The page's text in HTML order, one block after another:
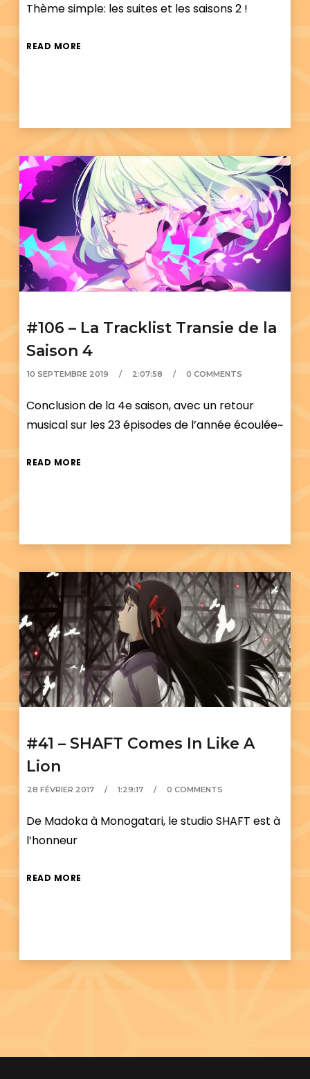
Thème simple: les suites et les saisons 2 !
READ MORE
#106 – La Tracklist Transie de la
Saison 4
10 SEPTEMBRE 2019 2:07:58 0 COMMENTS
Conclusion de la 4e saison, avec un retour
musical sur les 23 épisodes de l’année écoulée~
READ MORE
#41 – SHAFT Comes In Like A
Lion
28 FÉVRIER 2017 1:29:17 0 COMMENTS
De Madoka à Monogatari, le studio SHAFT est à
l’honneur
READ MORE